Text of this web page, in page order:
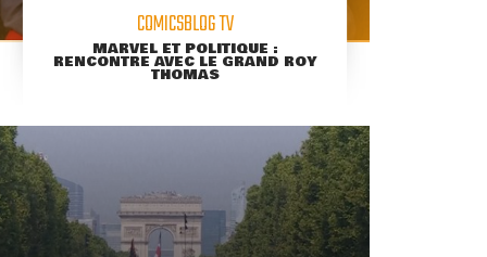
COMICSBLOG TV
MARVEL ET POLITIQUE :
RENCONTRE AVEC LE GRAND ROY
THOMAS